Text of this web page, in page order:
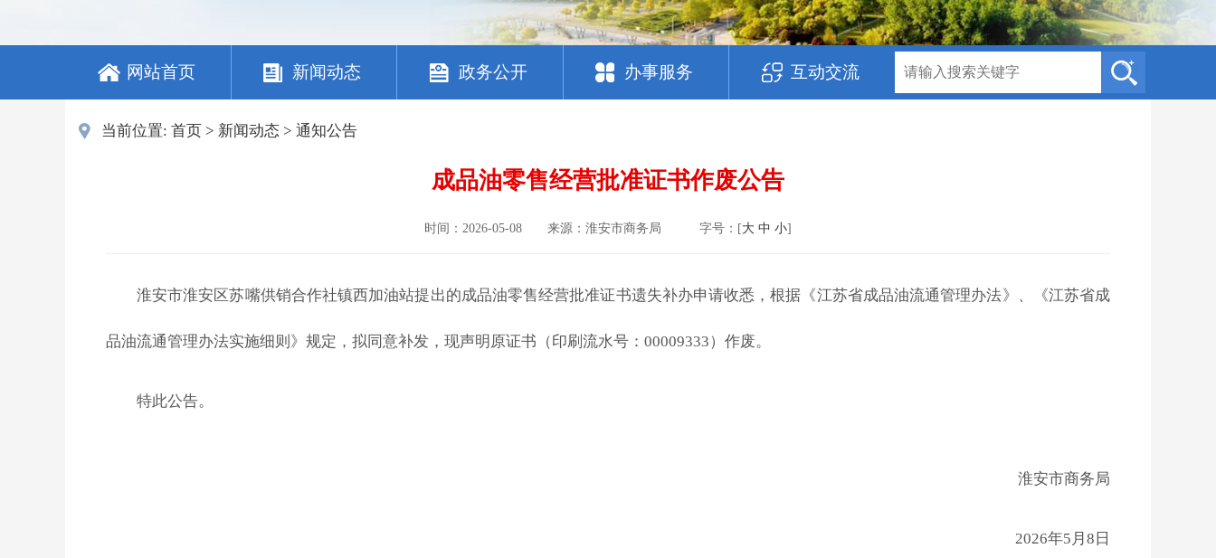
网站首页 新闻动态 政务公开 办事服务 互动交流
当前位置: 首页 > 新闻动态 > 通知公告
成品油零售经营批准证书作废公告
时间：2026-05-08 来源：淮安市商务局 字号：[大 中 小]
淮安市淮安区苏嘴供销合作社镇西加油站提出的成品油零售经营批准证书遗失补办申请收悉，根据《江苏省成品油流通管理办法》、《江苏省成
品油流通管理办法实施细则》规定，拟同意补发，现声明原证书（印刷流水号：00009333）作废。
特此公告。
淮安市商务局
2026年5月8日